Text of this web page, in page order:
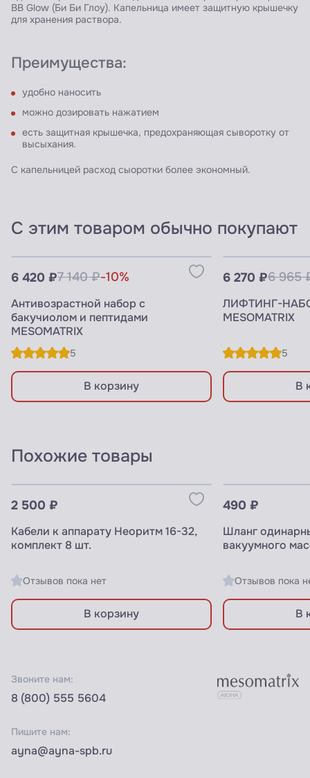
BB Glow (Би Би Глоу). Капельница имеет защитную крышечку
для хранения раствора.
Преимущества:
удобно наносить
можно дозировать нажатием
есть защитная крышечка, предохраняющая сыворотку от
высыхания.
С капельницей расход сыоротки более экономный.
С этим товаром обычно покупают
6 420 ₽7 140 ₽-10%
Антивозрастной набор с
бакучиолом и пептидами
MESOMATRIX
5
В корзину
6 270 ₽6 965
ЛИФТИНГ-
MESOMATRIX
5
В
Похожие товары
2 500 ₽
Кабели к аппарату Неоритм 16-32,
комплект 8 шт.
Отзывов пока нет
В корзину
490 ₽
Шланг
вакуумного
Отзывов пока
В
Звоните нам:
8 (800) 555 5604
Пишите нам:
ayna@ayna-spb.ru